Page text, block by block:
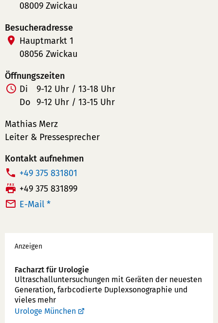
08009 Zwickau
Besucheradresse
Hauptmarkt 1
08056 Zwickau
Öffnungszeiten
Di
9-12 Uhr / 13-18 Uhr
Do 9-12 Uhr / 13-15 Uhr
Mathias Merz
Leiter & Pressesprecher
Kontakt aufnehmen
T
e
l
n
u
m
m
e
+49 375 831801
F
a
+49 375 831899
E-Mail *
Werbung
Anzeigen
Facharzt für Urologie
Ultraschallunter­suchungen mit Geräten der neuesten
Generation, farbcodierte Duplex­sonographie und
vieles mehr
Urologe München